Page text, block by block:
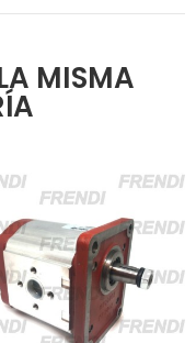
MISMA